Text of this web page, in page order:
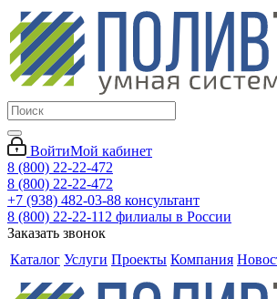
ВойтиМой кабинет
8 (800) 22-22-472
8 (800) 22-22-472
+7 (938) 482-03-88 консультант
8 (800) 22-22-112 филиалы в России
Заказать звонок
Каталог Услуги Проекты Компания